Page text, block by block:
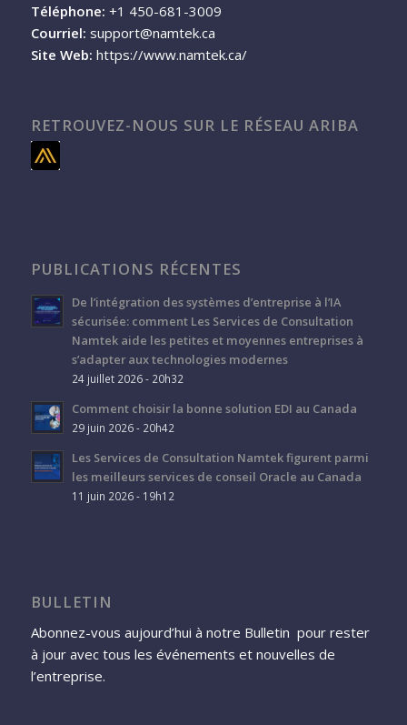
Téléphone: +1 450-681-3009
Courriel: support@namtek.ca
Site Web: https://www.namtek.ca/
RETROUVEZ-NOUS SUR LE RÉSEAU ARIBA
PUBLICATIONS RÉCENTES
De l’intégration des systèmes d’entreprise à l’IA
sécurisée: comment Les Services de Consultation
Namtek aide les petites et moyennes entreprises à
s’adapter aux technologies modernes
24 juillet 2026 - 20h32
Comment choisir la bonne solution EDI au Canada
29 juin 2026 - 20h42
Les Services de Consultation Namtek figurent parmi
les meilleurs services de conseil Oracle au Canada
11 juin 2026 - 19h12
BULLETIN
Abonnez-vous aujourd’hui à notre Bulletin pour rester
à jour avec tous les événements et nouvelles de
l’entreprise.